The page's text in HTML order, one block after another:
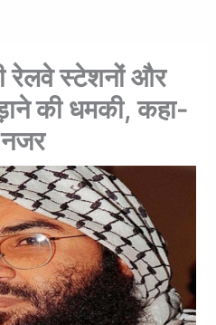
रेलवे स्टेशनों और
की धमकी, कहा-